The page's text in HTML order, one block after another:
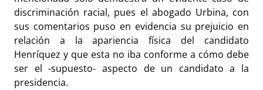
discriminación racial, pues el abogado Urbina, con
sus comentarios puso en evidencia su prejuicio en
relación a la apariencia física del candidato
Henríquez y que esta no iba conforme a cómo debe
ser el -supuesto- aspecto de un candidato a la
presidencia.